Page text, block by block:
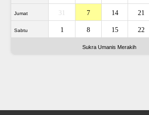
Jumat 31 7 14 21
Sabtu 1 8 15 22
Sukra Umanis Merakih